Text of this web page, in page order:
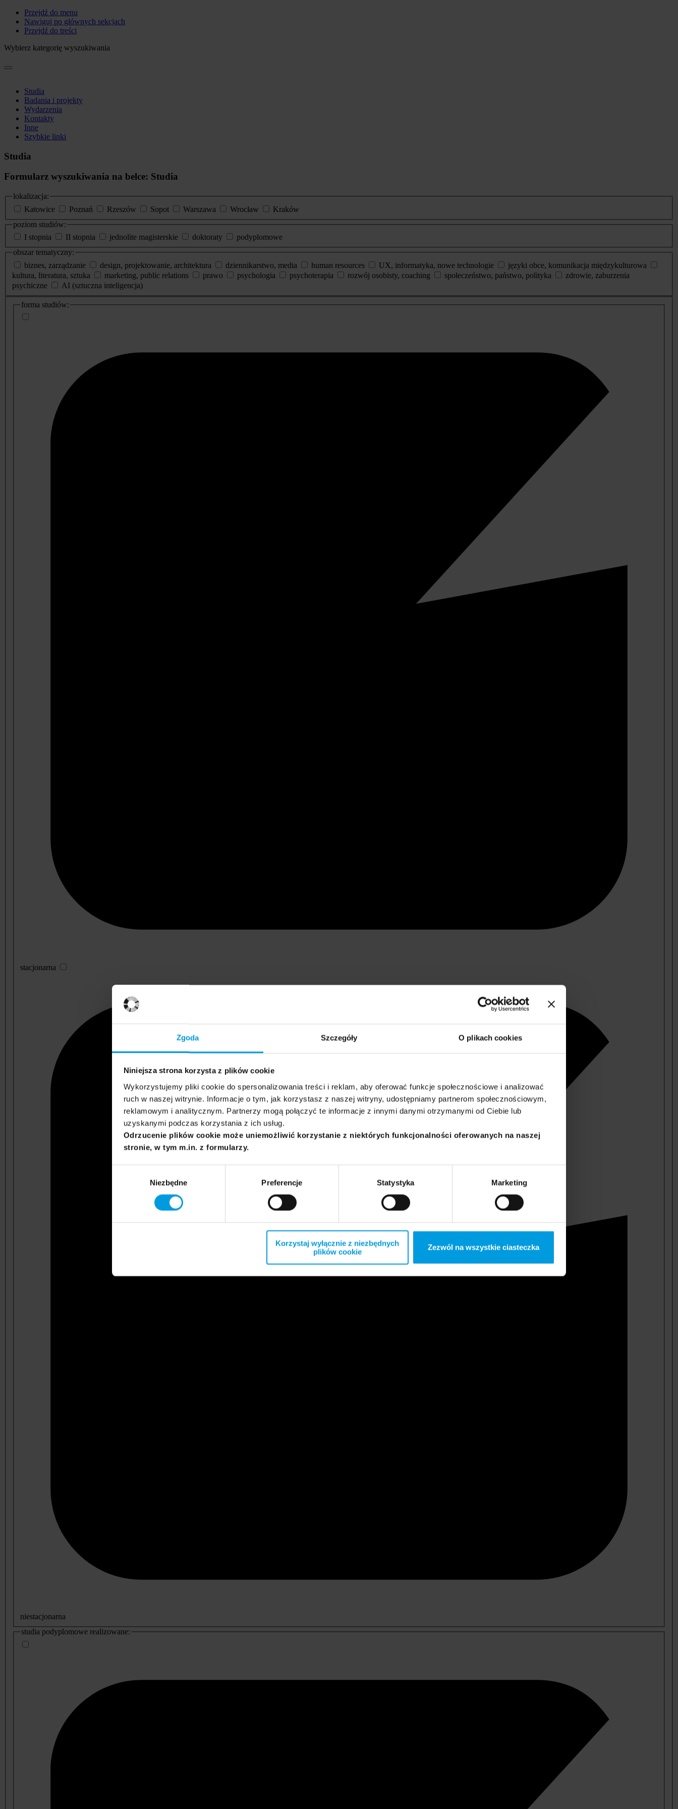
Zgoda Szczegóły O plikach cookies
Niniejsza strona korzysta z plików cookie
Wykorzystujemy pliki cookie do spersonalizowania treści i reklam, aby oferować funkcje społecznościowe i analizować
ruch w naszej witrynie. Informacje o tym, jak korzystasz z naszej witryny, udostępniamy partnerom społecznościowym,
reklamowym i analitycznym. Partnerzy mogą połączyć te informacje z innymi danymi otrzymanymi od Ciebie lub
uzyskanymi podczas korzystania z ich usług.
Odrzucenie plików cookie może uniemożliwić korzystanie z niektórych funkcjonalności oferowanych na naszej
stronie, w tym m.in. z formularzy.
Niezbędne Preferencje Statystyka Marketing
Korzystaj wyłącznie z niezbędnych
plików cookie
Zezwól na wszystkie ciasteczka
Przejdź do menu
Nawiguj po głównych sekcjach
Przejdź do treści
Wybierz kategorię wyszukiwania
Studia
Badania i projekty
Wydarzenia
Kontakty
Inne
Szybkie linki
Studia
Formularz wyszukiwania na belce: Studia
lokalizacja:
Katowice
Poznań Rzeszów Sopot Warszawa Wrocław
Kraków
poziom studiów:
I stopnia
II stopnia jednolite magisterskie doktoraty
podyplomowe
obszar tematyczny:
biznes, zarządzanie
design, projektowanie, architektura dziennikarstwo, media human resources UX, informatyka, nowe technologie
języki obce, komunikacja międzykulturowa
kultura, literatura, sztuka
marketing, public relations prawo psychologia psychoterapia rozwój osobisty, coaching społeczeństwo, państwo, polityka
zdrowie, zaburzenia
psychiczne
AI (sztuczna inteligencja)
dodatkowe
informacje
forma studiów:
stacjonarna
niestacjonarna
studia podyplomowe realizowane: